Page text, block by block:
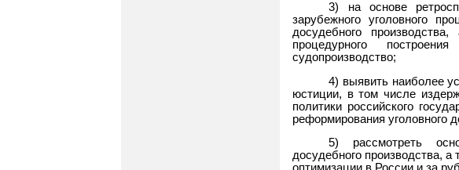
3) на основе
зарубежного уголовного
досудебного
процедурного
судопроизводство;
4) выявить наиболее
юстиции, в том числе
политики российского
реформирования уголовного
5) рассмотреть
досудебного производства, а